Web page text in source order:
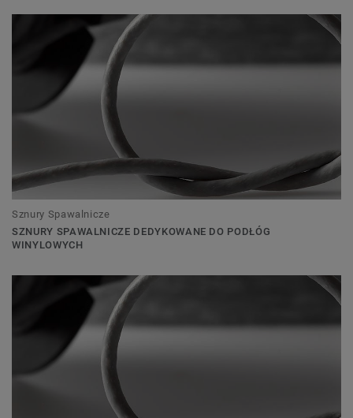
Sznury Spawalnicze
SZNURY SPAWALNICZE DEDYKOWANE DO PODŁÓG
WINYLOWYCH